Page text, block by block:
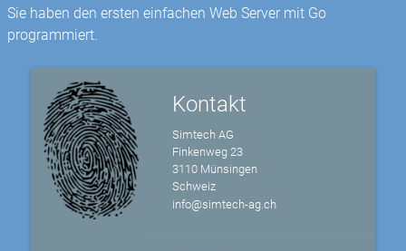
Sie haben den ersten einfachen Web Server mit Go
programmiert.
Kontakt
Simtech AG
Finkenweg 23
3110 Münsingen
Schweiz
info@simtech-ag.ch